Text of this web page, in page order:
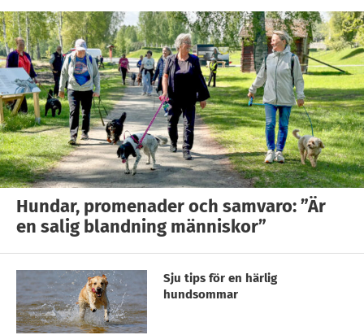
Hundar, promenader och samvaro: ”Är
en salig blandning människor”
Sju tips för en härlig
hundsommar